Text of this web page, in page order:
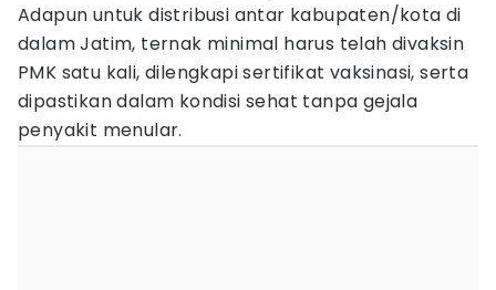
Adapun untuk distribusi antar kabupaten/kota di
dalam Jatim, ternak minimal harus telah divaksin
PMK satu kali, dilengkapi sertifikat vaksinasi, serta
dipastikan dalam kondisi sehat tanpa gejala
penyakit menular.